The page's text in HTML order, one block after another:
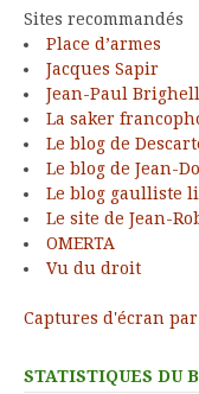
Sites recommandés
Place d’armes
Jacques Sapir
Jean-Paul
La saker
Le blog de
Le blog de Jean-
Le blog gaulliste
Le site de Jean-
OMERTA
Vu du droit
Captures d'écran
STATISTIQUES DU